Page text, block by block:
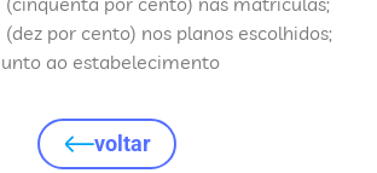
por cento) nos planos escolhidos;
ao estabelecimento
voltar